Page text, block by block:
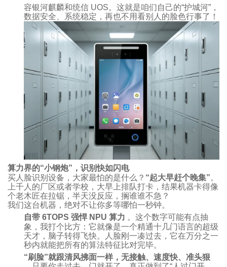
容银河麒麟和统信 UOS。这就是咱们自己的“护城河”，
数据安全、系统稳定，再也不用看别人的脸色行事了！
算力界的“小钢炮”，识别快如闪电
买人脸识别设备，大家最怕的是什么？ “起大早赶个晚集”。
上千人的厂区或者学校，大早上排队打卡，结果机器卡得像
个老木匠在拉锯，半天没反应，搁谁谁不急？
我们这台机器，绝对不让你多等哪怕一秒钟。
自带 6TOPS 强悍 NPU 算力 。这个数字可能有点抽
象，我打个比方：它就像是一个精通十几门语言的超级
天才，脑子转得飞快。人脸刚一凑过去，它在万分之一
秒内就能把所有的算法特征比对完毕。
“刷脸”就跟清风拂面一样，无接触、速度快、准头狠